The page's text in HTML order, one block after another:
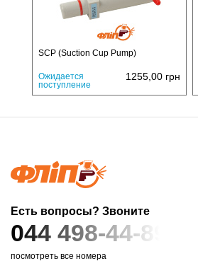
SCP (Suction Cup Pump)
Ожидается
поступление
1255,00 грн
Есть вопросы? Звоните
044 498-44-89
посмотреть все номера